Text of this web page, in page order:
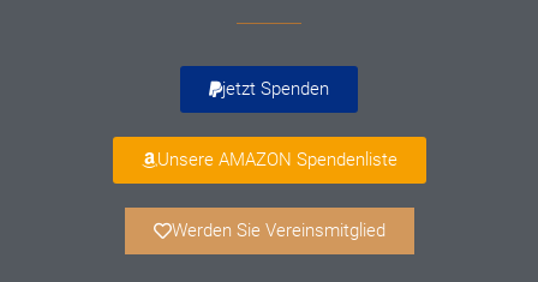
jetzt Spenden
Unsere AMAZON Spendenliste
Werden Sie Vereinsmitglied